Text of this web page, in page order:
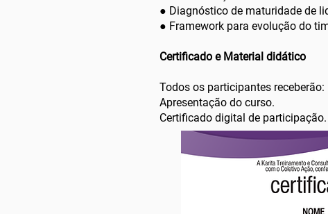
● Diagnóstico de maturidade de
● Framework para evolução do
Certificado e Material didático
Todos os participantes receberão:
Apresentação do curso.
Certificado digital de participação.